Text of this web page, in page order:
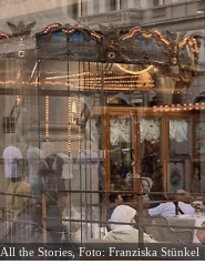
All the Stories, Foto: Franziska Stünkel